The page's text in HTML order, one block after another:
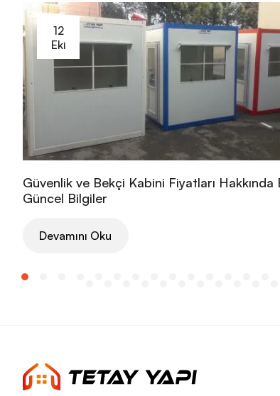
12
Eki
Güvenlik ve Bekçi Kabini Fiyatları Hakkında
Güncel Bilgiler
Devamını Oku